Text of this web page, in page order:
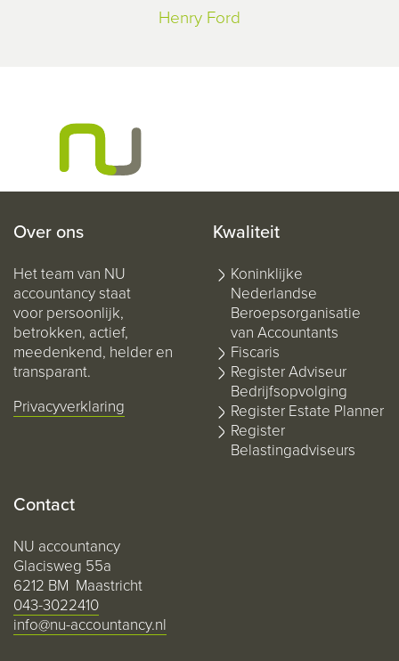
Henry Ford
Over ons
Het team van NU
accountancy staat
voor persoonlijk,
betrokken, actief,
meedenkend, helder en
transparant.
Privacyverklaring
Kwaliteit
Koninklijke
Nederlandse
Beroepsorganisatie
van Accountants
Fiscaris
Register Adviseur
Bedrijfsopvolging
Register Estate Planner
Register
Belastingadviseurs
Contact
NU accountancy
Glacisweg 55a
6212 BM Maastricht
043-3022410
info@nu-accountancy.nl